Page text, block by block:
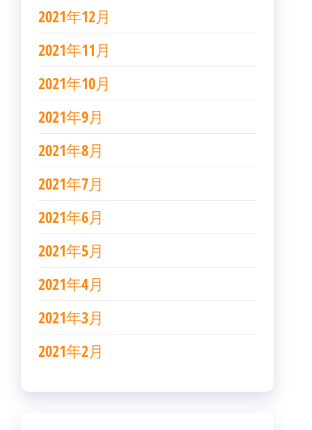
2021年12月
2021年11月
2021年10月
2021年9月
2021年8月
2021年7月
2021年6月
2021年5月
2021年4月
2021年3月
2021年2月